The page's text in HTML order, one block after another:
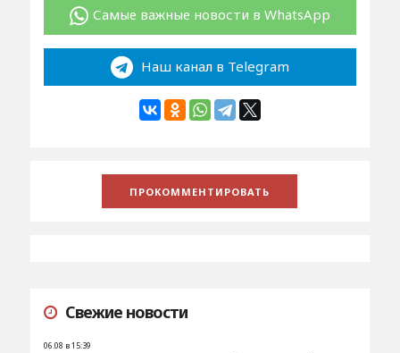
Самые важные новости в WhatsApp
Наш канал в Telegram
Свежие новости
06.08 в 15:39